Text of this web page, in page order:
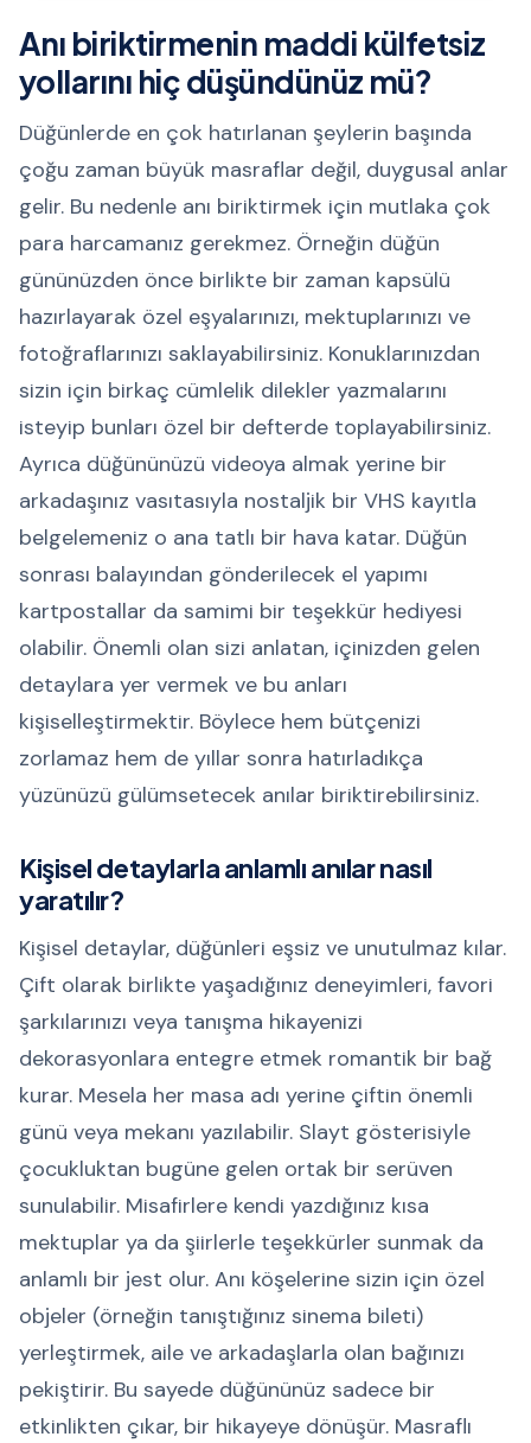
Anı biriktirmenin maddi külfetsiz
yollarını hiç düşündünüz mü?
Düğünlerde en çok hatırlanan şeylerin başında
çoğu zaman büyük masraflar değil, duygusal anlar
gelir. Bu nedenle anı biriktirmek için mutlaka çok
para harcamanız gerekmez. Örneğin düğün
gününüzden önce birlikte bir zaman kapsülü
hazırlayarak özel eşyalarınızı, mektuplarınızı ve
fotoğraflarınızı saklayabilirsiniz. Konuklarınızdan
sizin için birkaç cümlelik dilekler yazmalarını
isteyip bunları özel bir defterde toplayabilirsiniz.
Ayrıca düğününüzü videoya almak yerine bir
arkadaşınız vasıtasıyla nostaljik bir VHS kayıtla
belgelemeniz o ana tatlı bir hava katar. Düğün
sonrası balayından gönderilecek el yapımı
kartpostallar da samimi bir teşekkür hediyesi
olabilir. Önemli olan sizi anlatan, içinizden gelen
detaylara yer vermek ve bu anları
kişiselleştirmektir. Böylece hem bütçenizi
zorlamaz hem de yıllar sonra hatırladıkça
yüzünüzü gülümsetecek anılar biriktirebilirsiniz.
Kişisel detaylarla anlamlı anılar nasıl
yaratılır?
Kişisel detaylar, düğünleri eşsiz ve unutulmaz kılar.
Çift olarak birlikte yaşadığınız deneyimleri, favori
şarkılarınızı veya tanışma hikayenizi
dekorasyonlara entegre etmek romantik bir bağ
kurar. Mesela her masa adı yerine çiftin önemli
günü veya mekanı yazılabilir. Slayt gösterisiyle
çocukluktan bugüne gelen ortak bir serüven
sunulabilir. Misafirlere kendi yazdığınız kısa
mektuplar ya da şiirlerle teşekkürler sunmak da
anlamlı bir jest olur. Anı köşelerine sizin için özel
objeler (örneğin tanıştığınız sinema bileti)
yerleştirmek, aile ve arkadaşlarla olan bağınızı
pekiştirir. Bu sayede düğününüz sadece bir
etkinlikten çıkar, bir hikayeye dönüşür. Masraflı